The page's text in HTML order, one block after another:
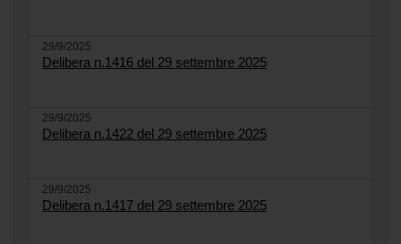
29/9/2025
Delibera n.1416 del 29 settembre 2025
29/9/2025
Delibera n.1422 del 29 settembre 2025
29/9/2025
Delibera n.1417 del 29 settembre 2025